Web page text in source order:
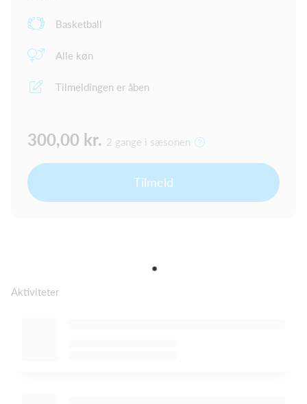
Basketball
Alle køn
Tilmeldingen er åben
300,00 kr. 2 gange i sæsonen
Tilmeld
Aktiviteter